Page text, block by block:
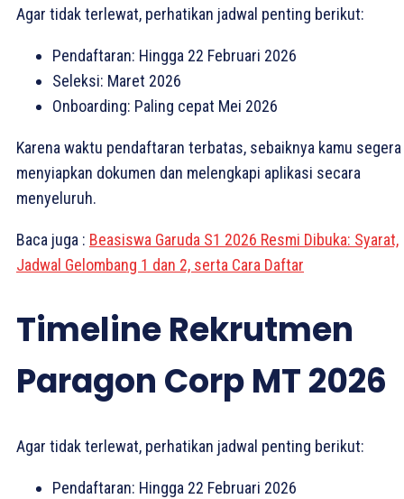
Agar tidak terlewat, perhatikan jadwal penting berikut:
Pendaftaran: Hingga 22 Februari 2026
Seleksi: Maret 2026
Onboarding: Paling cepat Mei 2026
Karena waktu pendaftaran terbatas, sebaiknya kamu segera
menyiapkan dokumen dan melengkapi aplikasi secara
menyeluruh.
Baca juga : Beasiswa Garuda S1 2026 Resmi Dibuka: Syarat,
Jadwal Gelombang 1 dan 2, serta Cara Daftar
Timeline Rekrutmen
Paragon Corp MT 2026
Agar tidak terlewat, perhatikan jadwal penting berikut:
Pendaftaran: Hingga 22 Februari 2026